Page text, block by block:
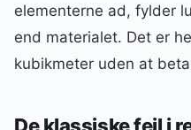
elementerne ad, fylder
end materialet. Det er
kubikmeter uden at